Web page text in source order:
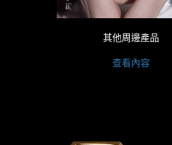
其他周邊產品
查看內容